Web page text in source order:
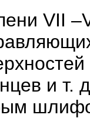
VII
и т.